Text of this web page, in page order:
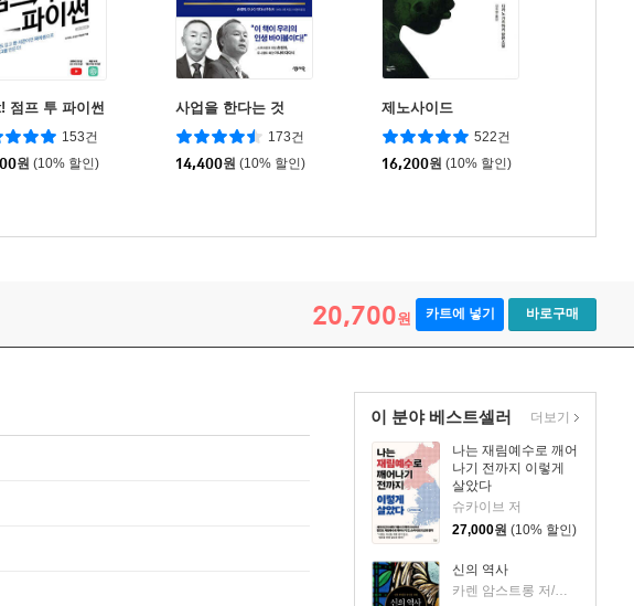
점프 투 파이썬
153건
원 (10% 할인)
사업을 한다는 것
173건
14,400원 (10% 할인)
제노사이드
522건
16,200원 (10% 할인)
20,700원 카트에 넣기 바로구매
이 분야 베스트셀러
나는 재림예수로 깨어
나기 전까지 이렇게
살았다
슈카이브 저
27,000원 (10% 할인)
신의 역사
카렌 암스트롱 저/배국원,유지황 공역
더보기